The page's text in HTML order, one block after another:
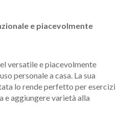
e piacevolmente
versatile e piacevolmente
personale a casa. La sua
lo rende perfetto per esercizi
e aggiungere varietà alla